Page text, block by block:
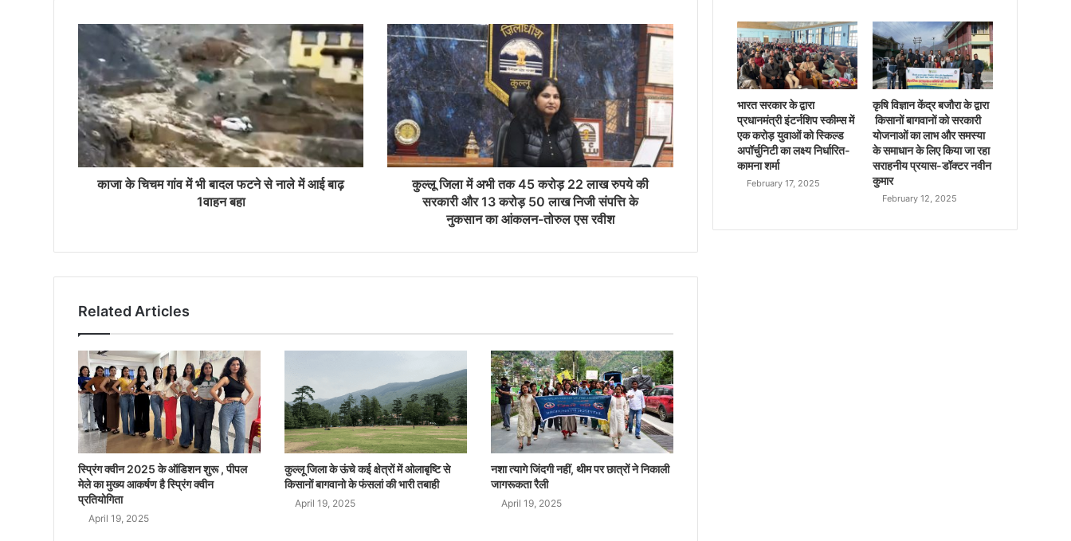
काजा के चिचम गांव में भी बादल फटने से नाले में आई बाढ़
1वाहन बहा
कुल्लू जिला में अभी तक 45 करोड़ 22 लाख रुपये की
सरकारी और 13 करोड़ 50 लाख निजी संपत्ति के
नुकसान का आंकलन-तोरुल एस रवीश
Related Articles
स्प्रिंग क्वीन 2025 के ऑडिशन शुरू , पीपल
मेले का मुख्य आकर्षण है स्प्रिंग क्वीन
प्रतियोगिता
April 19, 2025
कुल्लू जिला के ऊंचे कई क्षेत्रों में ओलाबृष्टि से
किसानों बागवानो के फंसलां की भारी तबाही
April 19, 2025
नशा त्यागे जिंदगी नहीं, थीम पर छात्रों ने निकाली
जागरूकता रैली
April 19, 2025
भारत सरकार के द्वारा
प्रधानमंत्री इंटर्नशिप स्कीम्स में
एक करोड़ युवाओं को स्किल्ड
अपॉर्चुनिटी का लक्ष्य निर्धारित-
कामना शर्मा
February 17, 2025
कृषि विज्ञान केंद्र बजौरा के द्वारा
किसानों बागवानों को सरकारी
योजनाओं का लाभ और समस्या
के समाधान के लिए किया जा रहा
सराहनीय प्रयास-डॉक्टर नवीन
कुमार
February 12, 2025